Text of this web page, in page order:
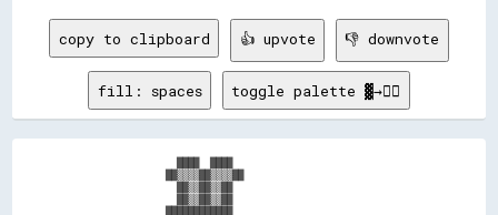
copy to clipboard 👍 upvote 👎 downvote
fill: spaces toggle palette ▓→✊🏽
              ██▒▒▒▒██▒▒▒▒██
                ██▒▒██▒▒██
                ██▒▒██▒▒██